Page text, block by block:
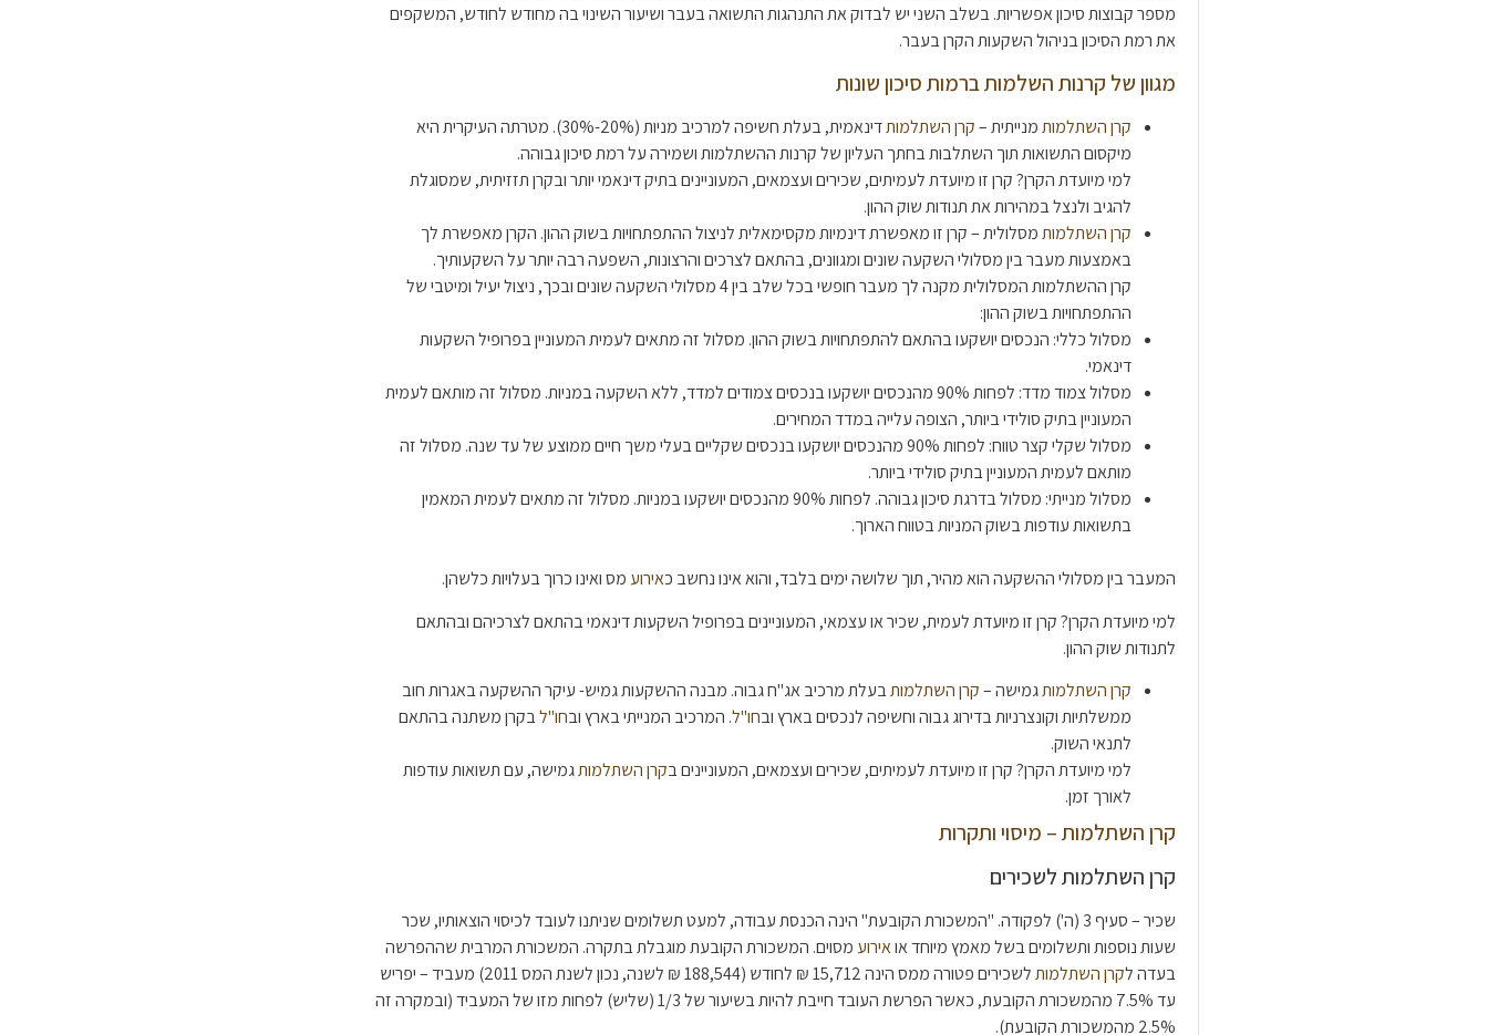
מספר קבוצות סיכון אפשריות. בשלב השני יש לבדוק את התנהגות התשואה בעבר ושיעור השינוי בה מחודש לחודש, המשקפים
את רמת הסיכון בניהול השקעות הקרן בעבר.
מגוון של קרנות השלמות ברמות סיכון שונות
קרן השתלמותמנייתית –קרן השתלמות
דינאמית, בעלת חשיפה למרכיב מניות (20%-30%). מטרתה העיקרית היא
מיקסום התשואות תוך השתלבות בחתך העליון של קרנות ההשתלמות ושמירה על רמת סיכון גבוהה.
למי מיועדת הקרן? קרן זו מיועדת לעמיתים, שכירים ועצמאים, המעוניינים בתיק דינאמי יותר ובקרן תזזיתית, שמסוגלת
להגיב ולנצל במהירות את תנודות שוק ההון.
קרן השתלמותמסלולית – קרן זו מאפשרת דינמיות מקסימאלית לניצול ההתפתחויות בשוק ההון. הקרן מאפשרת לך
באמצעות מעבר בין מסלולי השקעה שונים ומגוונים, בהתאם לצרכים והרצונות, השפעה רבה יותר על השקעותיך.
​קרן ההשתלמות המסלולית מקנה לך מעבר חופשי בכל שלב בין 4 מסלולי השקעה שונים ובכך, ניצול יעיל ומיטבי של
ההתפתחויות בשוק ההון:
מסלול כללי: הנכסים יושקעו בהתאם להתפתחויות בשוק ההון. מסלול זה מתאים לעמית המעוניין בפרופיל השקעות
דינאמי.
מסלול צמוד מדד: לפחות 90% מהנכסים יושקעו בנכסים צמודים למדד, ללא השקעה במניות. מסלול זה מותאם לעמית
המעוניין בתיק סולידי ביותר, הצופה עלייה במדד המחירים.
מסלול שקלי קצר טווח: לפחות 90% מהנכסים יושקעו בנכסים שקליים בעלי משך חיים ממוצע של עד שנה. מסלול זה
מותאם לעמית המעוניין בתיק סולידי ביותר.
מסלול מנייתי: מסלול בדרגת סיכון גבוהה. לפחות 90% מהנכסים יושקעו במניות. מסלול זה מתאים לעמית המאמין
בתשואות עודפות בשוק המניות בטווח הארוך.
המעבר בין מסלולי ההשקעה הוא מהיר, תוך שלושה ימים בלבד, והוא אינו נחשב כאירוע מס ואינו כרוך בעלויות כלשהן.
​למי מיועדת הקרן? קרן זו מיועדת לעמית, שכיר או עצמאי, המעוניינים בפרופיל השקעות דינאמי בהתאם לצרכיהם ובהתאם
לתנודות שוק ההון.
קרן השתלמותגמישה –קרן השתלמותבעלת מרכיב אג"ח גבוה. מבנה ההשקעות גמיש- עיקר ההשקעה באגרות חוב
ממשלתיות וקונצרניות בדירוג גבוה וחשיפה לנכסים בארץ ובחו"ל. המרכיב המנייתי בארץ ובחו"לבקרן משתנה בהתאם
לתנאי השוק.
למי מיועדת הקרן? קרן זו מיועדת לעמיתים, שכירים ועצמאים, המעוניינים בקרן השתלמותגמישה, עם תשואות עודפות
לאורך זמן.
קרן השתלמות – מיסוי ותקרות
קרן השתלמות לשכירים
שכיר – סעיף 3 (ה') לפקודה. "המשכורת הקובעת" הינה הכנסת עבודה, למעט תשלומים שניתנו לעובד לכיסוי הוצאותיו, שכר
שעות נוספות ותשלומים בשל מאמץ מיוחד אואירוע מסוים. המשכורת הקובעת מוגבלת בתקרה. המשכורת המרבית שההפרשה
בעדה לקרן השתלמות
לשכירים פטורה ממס הינה 15,712 ₪ לחודש (188,544 ₪ לשנה, נכון לשנת המס 2011) מעביד – יפריש
עד 7.5% מהמשכורת הקובעת, כאשר הפרשת העובד חייבת להיות בשיעור של 1/3 (שליש) לפחות מזו של המעביד (ובמקרה זה
2.5% מהמשכורת הקובעת).